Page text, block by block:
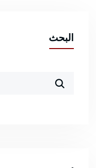
البحث